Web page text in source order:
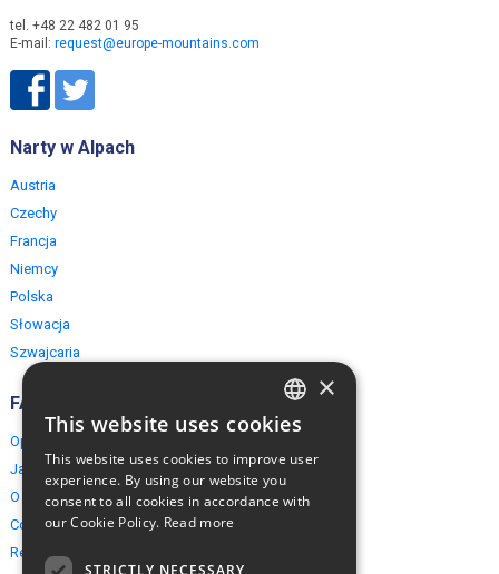
tel. +48 22 482 01 95
E-mail: request@europe-mountains.com
Narty w Alpach
Austria
Czechy
Francja
Niemcy
Polska
Słowacja
Szwajcaria
FAQ
Opinie naszych klientów
Jak rezerwować?
O EuropeMountains.com
Cookies, Prywatność, Bezpieczeństwo
Regulamin
ENGLISH
×
This website uses cookies
This website uses cookies to improve user
experience. By using our website you
consent to all cookies in accordance with
our Cookie Policy. Read more
STRICTLY NECESSARY